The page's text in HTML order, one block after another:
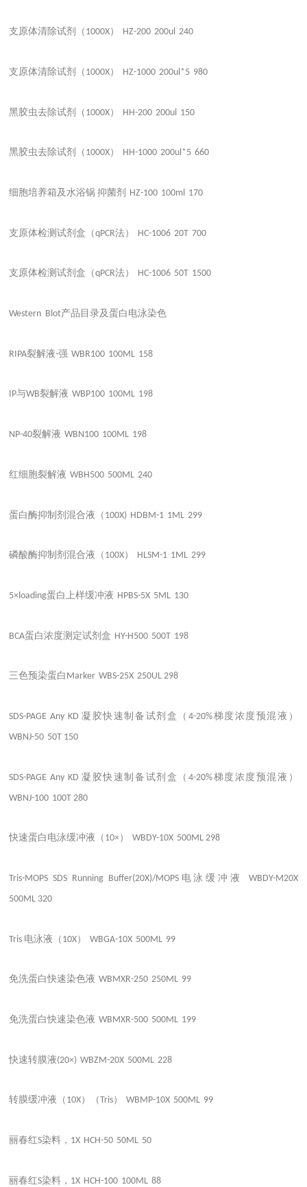
支原体清除试剂（ 1000X） HZ-200 200ul 240
支原体清除试剂（ 1000X） HZ-1000 200ul*5 980
黑胶虫去除试剂（ 1000X） HH-200 200ul 150
黑胶虫去除试剂（ 1000X） HH-1000 200ul*5 660
细胞培养箱及水浴锅 抑菌剂 HZ-100 100ml 170
支原体检测试剂盒（qPCR法） HC-1006 20T 700
支原体检测试剂盒（qPCR法） HC-1006 50T 1500
Western Blot产品目录及蛋白电泳染色
RIPA裂解液-强 WBR100 100ML 158
IP与WB裂解液 WBP100 100ML 198
NP-40裂解液 WBN100 100ML 198
红细胞裂解液 WBH500 500ML 240
蛋白酶抑制剂混合液（ 100X) HDBM-1 1ML 299
磷酸酶抑制剂混合液（ 100X） HLSM-1 1ML 299
5×loading蛋白上样缓冲液 HPBS-5X 5ML 130
BCA蛋白浓度测定试剂盒 HY-H500 500T 198
三色预染蛋白 Marker WBS-25X 250UL298
SDS-PAGE Any KD凝胶快速制备试剂盒（ 4-20%梯度浓度预混液）
WBNJ-50 50T 150
SDS-PAGE Any KD凝胶快速制备试剂盒（ 4-20%梯度浓度预混液）
WBNJ-100 100T280
快速蛋白电泳缓冲液（ 10× ） WBDY-10X 500ML298
Tris-MOPS SDS Running Buffer(20X)/MOPS电泳缓冲液
WBDY-M20X
500ML 320
Tris 电泳液（ 10X） WBGA-10X 500ML 99
免洗蛋白快速染色液 WBMXR-250 250ML 99
免洗蛋白快速染色液 WBMXR-500 500ML 199
快速转膜液(20×) WBZM-20X 500ML 228
转膜缓冲液（ 10X）（Tris） WBMP-10X 500ML 99
丽春红S染料， 1X HCH-50 50ML 50
丽春红S染料， 1X HCH-100 100ML 88